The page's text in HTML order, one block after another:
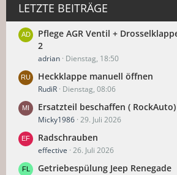
LETZTE BEITRÄGE
Pflege AGR Ventil +
2
adrian Dienstag, 18:50
Heckklappe manuell öffnen
RudiR Dienstag, 08:06
Ersatzteil beschaffen ( RockAuto)
Micky1986 29. Juli 2026
Radschrauben
effective 26. Juli 2026
Getriebespülung Jeep Renegade